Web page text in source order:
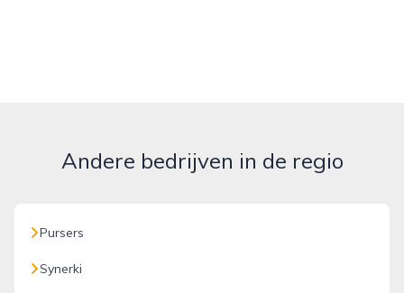
Andere bedrijven in de regio
Pursers
Synerki